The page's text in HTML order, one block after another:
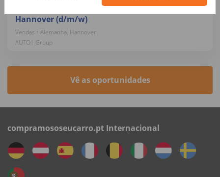
Sales Manager B2B / Telesales - Hybrid in
Hannover (d/m/w)
Vendas • Alemanha, Hannover
AUTO1 Group
Vê as oportunidades
compramososeucarro.pt Internacional